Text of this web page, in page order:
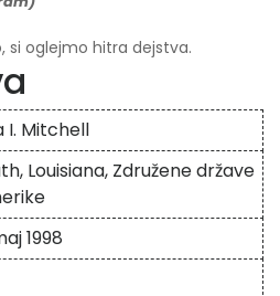
si oglejmo hitra dejstva.
I. Mitchell
Louisiana, Združene države
1998